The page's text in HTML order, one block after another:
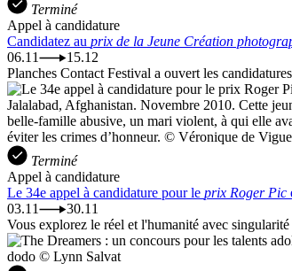
Terminé
Appel à candidature
Candidatez au prix de la Jeune Création
06.11
15.12
Planches Contact Festival a ouvert les
Jalalabad, Afghanistan. Novembre 2010. Cette
belle-famille abusive, un mari violent, à qui elle
éviter les crimes d’honneur. © Véronique de
Terminé
Appel à candidature
Le 34e appel à candidature pour le prix Roger Pic
03.11
30.11
Vous explorez le réel et l'humanité avec
dodo © Lynn Salvat